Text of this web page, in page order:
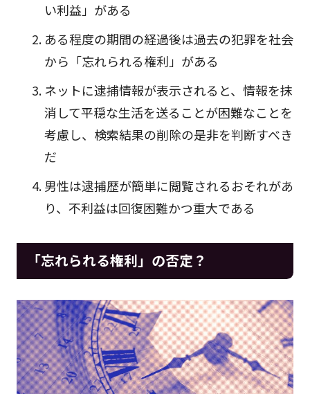
い利益」がある
ある程度の期間の経過後は過去の犯罪を社会
から「忘れられる権利」がある
ネットに逮捕情報が表示されると、情報を抹
消して平穏な生活を送ることが困難なことを
考慮し、検索結果の削除の是非を判断すべき
だ
男性は逮捕歴が簡単に閲覧されるおそれがあ
り、不利益は回復困難かつ重大である
「忘れられる権利」の否定？